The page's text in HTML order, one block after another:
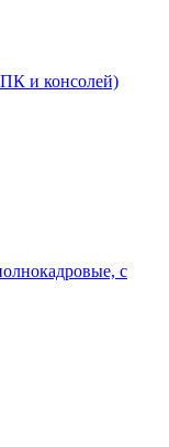
и консолей)
с